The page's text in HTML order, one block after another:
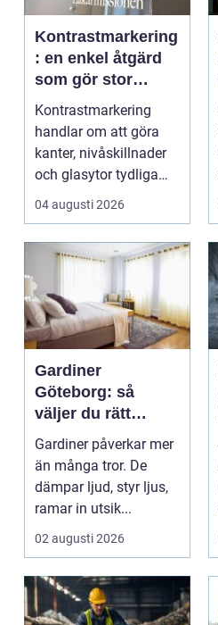
Kontrastmarkering
: en enkel åtgärd
som gör stor
skillnad
Kontrastmarkering
handlar om att göra
kanter, nivåskillnader
och glasytor tydliga
med hj&...
04 augusti 2026
Gardiner
Göteborg: så
väljer du rätt
gardiner för hem
och offentlig miljö
Gardiner påverkar mer
än många tror. De
dämpar ljud, styr ljus,
ramar in utsik...
02 augusti 2026